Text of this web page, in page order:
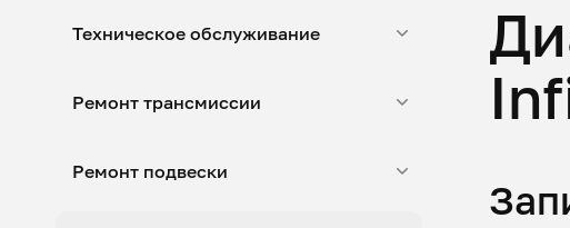
Техническое обслуживание
Ремонт трансмиссии
Ремонт подвески